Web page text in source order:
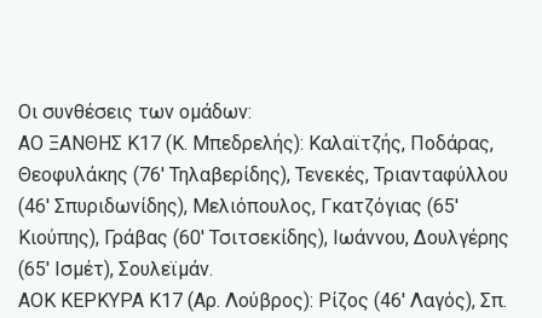
Οι συνθέσεις των ομάδων:
ΑΟ ΞΑΝΘΗΣ Κ17 (Κ. Μπεδρελής): Καλαϊτζής, Ποδάρας,
Θεοφυλάκης (76′ Τηλαβερίδης), Τενεκές, Τριανταφύλλου
(46′ Σπυριδωνίδης), Μελιόπουλος, Γκατζόγιας (65′
Κιούπης), Γράβας (60′ Τσιτσεκίδης), Ιωάννου, Δουλγέρης
(65′ Ισμέτ), Σουλεϊμάν.
ΑΟΚ ΚΕΡΚΥΡΑ Κ17 (Αρ. Λούβρος): Ρίζος (46′ Λαγός), Σπ.